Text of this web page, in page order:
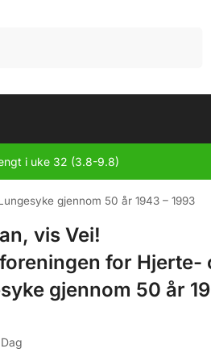
i uke 32 (3.8-9.8)
gjennom 50 år 1943 – 1993
vis Vei!
for Hjerte-
gjennom 50 år